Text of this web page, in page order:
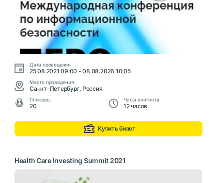
Дата проведения
25.08.2021 09:00 - 08.08.2026 10:05
Место проведения
Санкт-Петербург, Россия
Cпикеры
20
Часы контента
12 часов
Купить билет
Health Care Investing Summit 2021